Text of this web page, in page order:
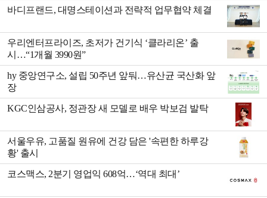
바디프랜드, 대명스테이션과 전략적 업무협약 체결
우리엔터프라이즈, 초저가 건기식 ‘클라리온’ 출
시…“1개월 3990원”
hy 중앙연구소, 설립 50주년 앞둬…유산균 국산화 앞
장
KGC인삼공사, 정관장 새 모델로 배우 박보검 발탁
서울우유, 고품질 원유에 건강 담은 '속편한 하루강
황' 출시
코스맥스, 2분기 영업익 608억…‘역대 최대’